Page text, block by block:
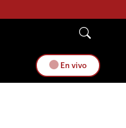
En vivo